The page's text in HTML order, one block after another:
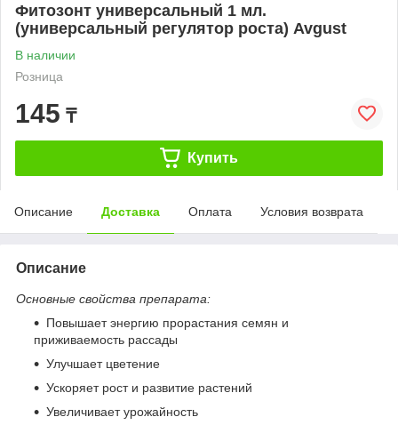
Фитозонт универсальный 1 мл.
(универсальный регулятор роста) Avgust
В наличии
Розница
145 ₸
Купить
Описание Доставка Оплата Условия возврата
Описание
Основные свойства препарата:
Повышает энергию прорастания семян и
приживаемость рассады
Улучшает цветение
Ускоряет рост и развитие растений
Увеличивает урожайность